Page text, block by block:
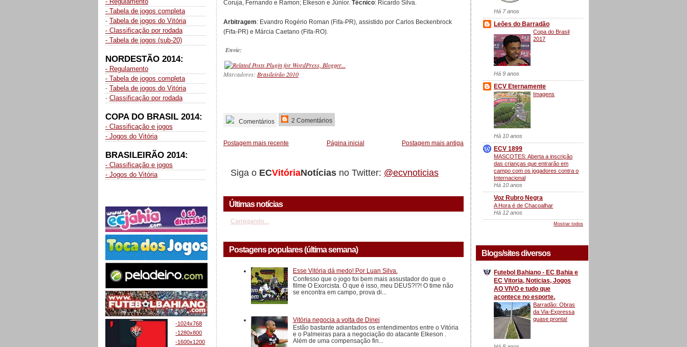
- Tabela de jogos completa
- Tabela de jogos do Vitória
- Classificação por rodada
- Tabela de jogos (sub-20)
NORDESTÃO 2014:
- Regulamento
- Tabela de jogos completa
- Tabela de jogos do Vitória
- Classificação por rodada
COPA DO BRASIL 2014:
- Classificação e jogos
- Jogos do Vitória
BRASILEIRÃO 2014:
- Classificação e jogos
- Jogos do Vitória
-1024x768
-1280x800
-1600x1200
Coruja, Fernando e Ramon; Elkeson e Júnior. Técnico: Ricardo Silva.
Arbitragem: Evandro Rogério Roman (Fifa-PR), assistido por Carlos Beckenbrock
(Fifa-PR) e Márcia Caetano (Fifa-RO).
Envie:
Marcadores: Brasileirão 2010
Comentários 2 Comentários
Postagem mais recente Postagem mais antiga
Página inicial
Siga o ECVitóriaNotícias no Twitter: @ecvnoticias
Últimas notícias
Carregando...
Postagens populares (última semana)
Esse Vitória dá medo! Por Luan Silva.
Confesso que o jogo foi bem mais assustador do que o
filme O Exorcista. O que é isso, meu DEUS?!?! O time não
se encontra em campo, prova di...
Vitória negocia a volta de Dinei
Estão bastante adiantados os entendimentos entre o Vitória
e o Palmeiras para a negociação do atacante Elkeson .
Além de uma compensação fin...
Há 7 anos
Leões do Barradão
Copa do Brasil
2017
Há 9 anos
ECV Eternamente
Imagens
Há 10 anos
ECV 1899
MASCOTES: Aberta a inscrição
das crianças que entrarão em
campo com os jogadores contra o
Internacional
Há 10 anos
Voz Rubro Negra
A Hora é de Chacoalhar
Há 12 anos
Mostrar todos
Blogs/sites diversos
Futebol Bahiano - EC Bahia e
EC Vitoria, Noticias, Jogos
AO VIVO e tudo que
acontece no esporte.
Barradão: Obras
da Via-Expressa
quase pronta!